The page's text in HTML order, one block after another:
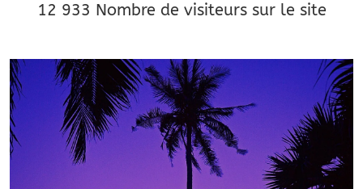
12 933 Nombre de visiteurs sur le site